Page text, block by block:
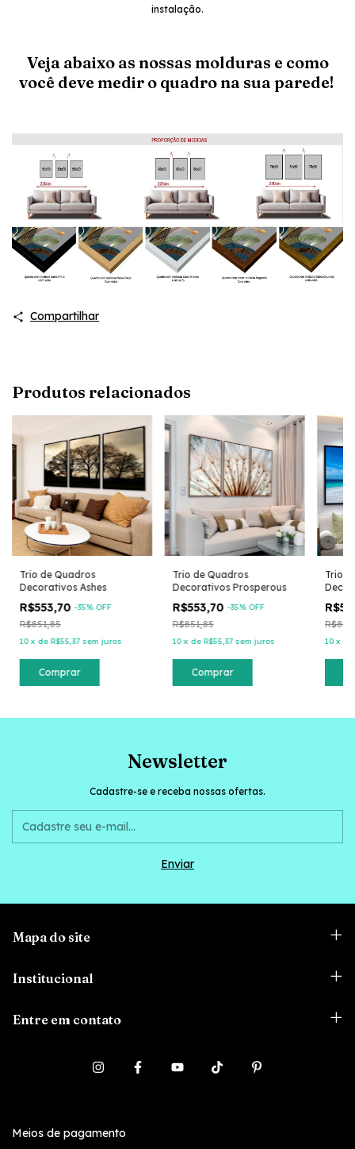
instalação.
Veja abaixo as nossas molduras e como
você deve medir o quadro na sua parede!
Compartilhar
Produtos relacionados
Trio de Quadros
Decorativos Ashes
R$553,70-35% OFF
R$851,85
10 x de R$55,37 sem juros
Comprar
Trio de Quadros
Decorativos Prosperous
R$553,70-35% OFF
R$851,85
10 x de R$55,37 sem juros
Comprar
Trio
10 x
Newsletter
Cadastre-se e receba nossas ofertas.
Mapa do site
Institucional
Entre em contato
Meios de pagamento